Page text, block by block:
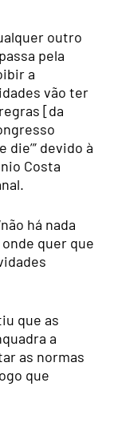
outro
pela
a
vão ter
[da
die’” devido à
Costa
há nada
quer que
que as
a
as normas
que